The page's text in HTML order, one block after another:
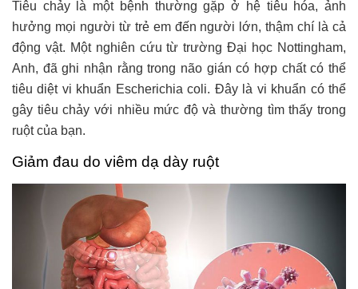
Tiêu chảy là một bệnh thường gặp ở hệ tiêu hóa, ảnh
hưởng mọi người từ trẻ em đến người lớn, thậm chí là cả
động vật. Một nghiên cứu từ trường Đại học Nottingham,
Anh, đã ghi nhận rằng trong não gián có hợp chất có thể
tiêu diệt vi khuẩn Escherichia coli. Đây là vi khuẩn có thể
gây tiêu chảy với nhiều mức độ và thường tìm thấy trong
ruột của bạn.
Giảm đau do viêm dạ dày ruột